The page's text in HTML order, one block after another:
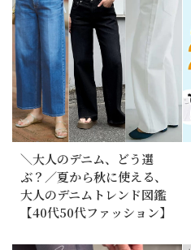
＼大人のデニム、どう選
ぶ？／夏から秋に使える、
大人のデニムトレンド図鑑
【40代50代ファッション】